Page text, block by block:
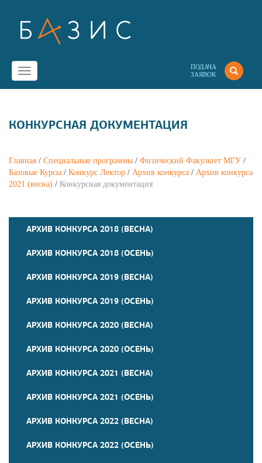
ПОДАЧА
ЗАЯВОК
Toggle
navigation
КОНКУРСНАЯ ДОКУМЕНТАЦИЯ
Главная / Специальные программы / Физический Факультет МГУ /
Базовые Курсы / Конкурс Лектор / Архив конкурсa / Архив конкурса
2021 (весна) / Конкурсная документация
АРХИВ КОНКУРСА 2018 (ВЕСНА)
АРХИВ КОНКУРСА 2018 (ОСЕНЬ)
АРХИВ КОНКУРСА 2019 (ВЕСНА)
АРХИВ КОНКУРСА 2019 (ОСЕНЬ)
АРХИВ КОНКУРСА 2020 (ВЕСНА)
АРХИВ КОНКУРСА 2020 (ОСЕНЬ)
АРХИВ КОНКУРСА 2021 (ВЕСНА)
АРХИВ КОНКУРСА 2021 (ОСЕНЬ)
АРХИВ КОНКУРСА 2022 (ВЕСНА)
АРХИВ КОНКУРСА 2022 (ОСЕНЬ)